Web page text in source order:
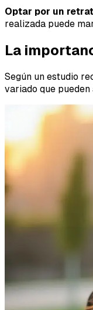
Optar por un
realizada puede
La
Según un estudio
variado que